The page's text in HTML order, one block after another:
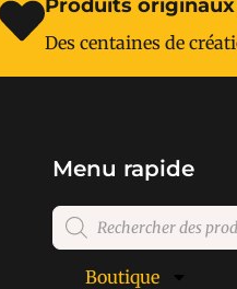
Produits
Des centaines de
Menu rapide
Boutique